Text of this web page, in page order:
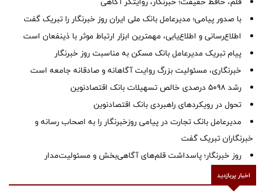
با صدور پیامی؛ مدیرعامل بانک ملی ایران روز خبرنگار را تبریک گفت
اطلاع‌رسانی و اطلاع‌یابی، مهمترین ابزار ارتباط موثر با ذینفعان است
پیام تبریک مدیرعامل بانک مسکن به مناسبت روز خبرنگار
خبرنگاری، مسئولیت بزرگ روایت آگاهانه و صادقانه جامعه است
رشد 5098 درصدی خالص تسهیلات بانک اقتصادنوین
تحول در رویکردهای راهبردی بانک اقتصادنوین
مدیرعامل بانک تجارت در پیامی روزخبرنگار را به اصحاب رسانه و
خبرنگاران تبریک گفت
روز خبرنگار؛ پاسداشت قلم‌های آگاهی‌بخش و مسئولیت‌مدار
اخبار پربازدید